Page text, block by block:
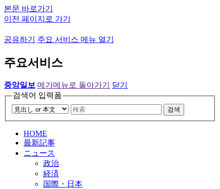
본문 바로가기
이전 페이지로 가기
공유하기 주요 서비스 메뉴 열기
주요서비스
중앙일보 메가메뉴로 돌아가기
닫기
검색어 입력폼
검색
HOME
最新記事
ニュース
政治
経済
国際・日本